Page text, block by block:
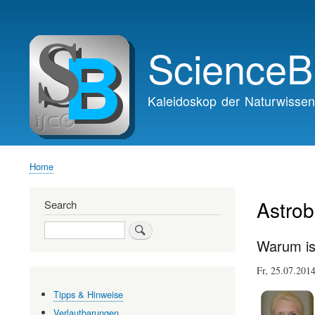
navigation
Kaleidoskop der
Home
Warum
Fr,
Search
Search
Tipps & Hinweise
Verlautbarungen